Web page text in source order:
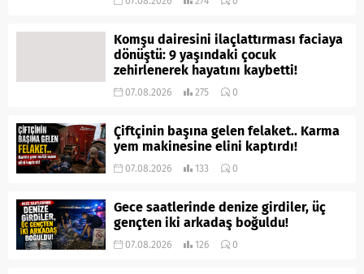
Komşu dairesini ilaçlattırması faciaya
dönüştü: 9 yaşındaki çocuk
zehirlenerek hayatını kaybetti!
07.08.2026 275 0
Çiftçinin başına gelen felaket.. Karma
yem makinesine elini kaptırdı!
07.08.2026 133 0
Gece saatlerinde denize girdiler, üç
gençten iki arkadaş boğuldu!
07.08.2026 126 0